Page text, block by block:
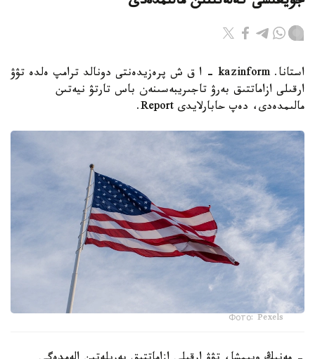
استانا. kazinform - ا ق ش پرەزيدەنتى دونالد ترامپ ەلدە تۋۋ
ارقىلى ازاماتتىق بەرۋ تاجىريبەسىنەن باس تارتۋ نيەتىن
مالىمدەدى، دەپ حابارلايدى Report.
Фото: Pexels